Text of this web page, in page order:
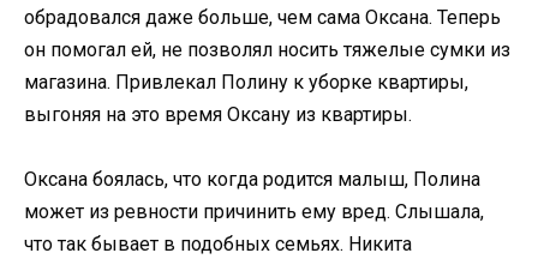
обрадовался даже больше, чем сама Оксана. Теперь
он помогал ей, не позволял носить тяжелые сумки из
магазина. Привлекал Полину к уборке квартиры,
выгоняя на это время Оксану из квартиры.
Оксана боялась, что когда родится малыш, Полина
может из ревности причинить ему вред. Слышала,
что так бывает в подобных семьях. Никита